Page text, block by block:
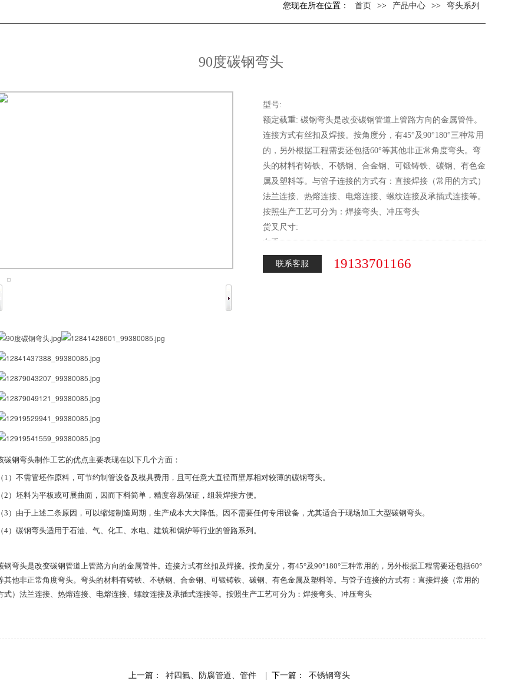
您现在所在位置： 首页 >> 产品中心 >> 弯头系列
90度碳钢弯头
型号:
额定载重: 碳钢弯头是改变碳钢管道上管路方向的金属管件。
连接方式有丝扣及焊接。按角度分，有45°及90°180°三种常用
的，另外根据工程需要还包括60°等其他非正常角度弯头。弯
头的材料有铸铁、不锈钢、合金钢、可锻铸铁、碳钢、有色金
属及塑料等。与管子连接的方式有：直接焊接（常用的方式）
法兰连接、热熔连接、电熔连接、螺纹连接及承插式连接等。
按照生产工艺可分为：焊接弯头、冲压弯头
货叉尺寸:
自重:
联系客服 19133701166
碳钢弯头制作工艺的优点主要表现在以下几个方面：
（1）不需管坯作原料，可节约制管设备及模具费用，且可任意大直径而壁厚相对较薄的碳钢弯头。
（2）坯料为平板或可展曲面，因而下料简单，精度容易保证，组装焊接方便。
（3）由于上述二条原因，可以缩短制造周期，生产成本大大降低。因不需要任何专用设备，尤其适合于现场加工大型碳钢弯头。
（4）碳钢弯头适用于石油、气、化工、水电、建筑和锅炉等行业的管路系列。
钢弯头是改变碳钢管道上管路方向的金属管件。连接方式有丝扣及焊接。按角度分，有45°及90°180°三种常用的，另外根据工程需要还包括60°
其他非正常角度弯头。弯头的材料有铸铁、不锈钢、合金钢、可锻铸铁、碳钢、有色金属及塑料等。与管子连接的方式有：直接焊接（常用的
式）法兰连接、热熔连接、电熔连接、螺纹连接及承插式连接等。按照生产工艺可分为：焊接弯头、冲压弯头
上一篇： 衬四氟、防腐管道、管件 | 下一篇： 不锈钢弯头